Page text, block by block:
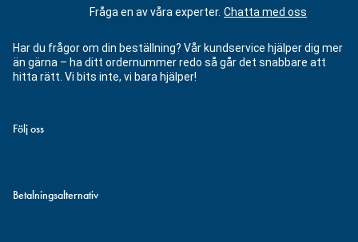
Fråga en av våra experter. Chatta med oss
Har du frågor om din beställning? Vår kundservice hjälper dig mer
än gärna – ha ditt ordernummer redo så går det snabbare att
hitta rätt. Vi bits inte, vi bara hjälper!
Följ oss
Betalningsalternativ